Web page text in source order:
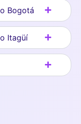
Bogotá
Itagüí